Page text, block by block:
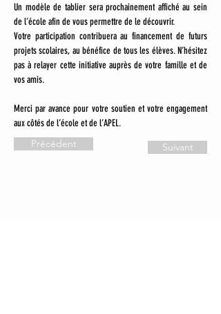
Un modèle de tablier sera prochainement affiché au sein
de l’école afin de vous permettre de le découvrir.
Votre participation contribuera au financement de futurs
projets scolaires, au bénéfice de tous les élèves. N’hésitez
pas à relayer cette initiative auprès de votre famille et de
vos amis.
Merci par avance pour votre soutien et votre engagement
aux côtés de l’école et de l’APEL.
Précédent Suivant